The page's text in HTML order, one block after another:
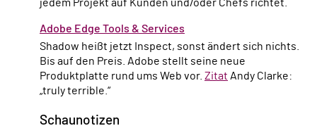
jedem Projekt auf Kunden und/oder Chefs richtet.
Adobe Edge Tools & Services
Shadow heißt jetzt Inspect, sonst ändert sich nichts.
Bis auf den Preis. Adobe stellt seine neue
Produktplatte rund ums Web vor. Zitat Andy Clarke:
„truly terrible.“
Schaunotizen